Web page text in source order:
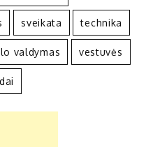
sveikata technika
valdymas vestuvės